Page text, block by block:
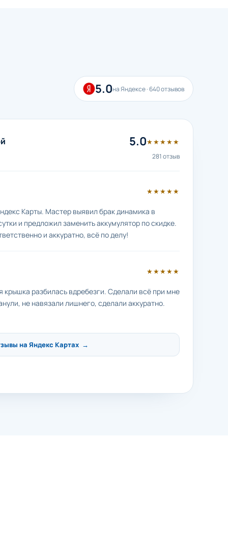
5.0на Яндексе · 640 отзывов
5.0★★★★★
281 отзыв
★★★★★
Карты. Мастер выявил брак динамика в
и предложил заменить аккумулятор по скидке.
и аккуратно, всё по делу!
★★★★★
крышка разбилась вдребезги. Сделали всё при мне
не навязали лишнего, сделали аккуратно.
на Яндекс Картах →